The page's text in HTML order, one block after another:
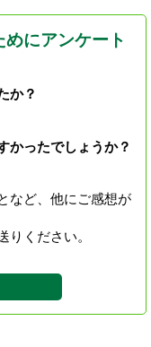
にアンケート
か？
かったでしょうか？
など、他にご感想が
りください。